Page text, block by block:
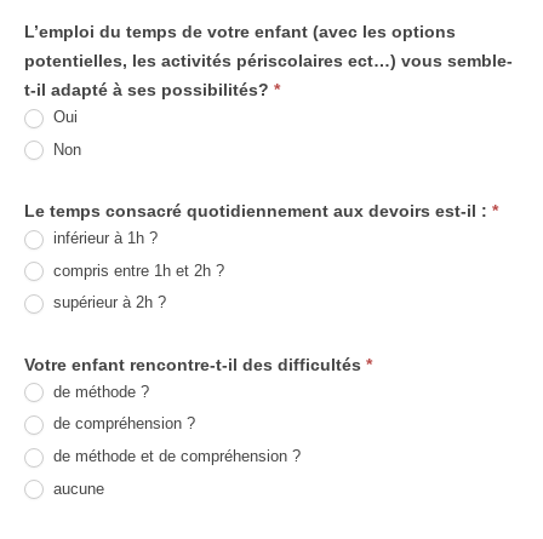
L’emploi du temps de votre enfant (avec les options
potentielles, les activités périscolaires ect…) vous semble-
t-il adapté à ses possibilités? *
Oui
Non
Le temps consacré quotidiennement aux devoirs est-il : *
inférieur à 1h ?
compris entre 1h et 2h ?
supérieur à 2h ?
Votre enfant rencontre-t-il des difficultés *
de méthode ?
de compréhension ?
de méthode et de compréhension ?
aucune